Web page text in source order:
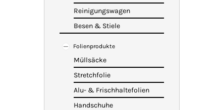
Reinigungswagen
Besen & Stiele
Folienprodukte
Müllsäcke
Stretchfolie
Alu- & Frischhaltefolien
Handschuhe